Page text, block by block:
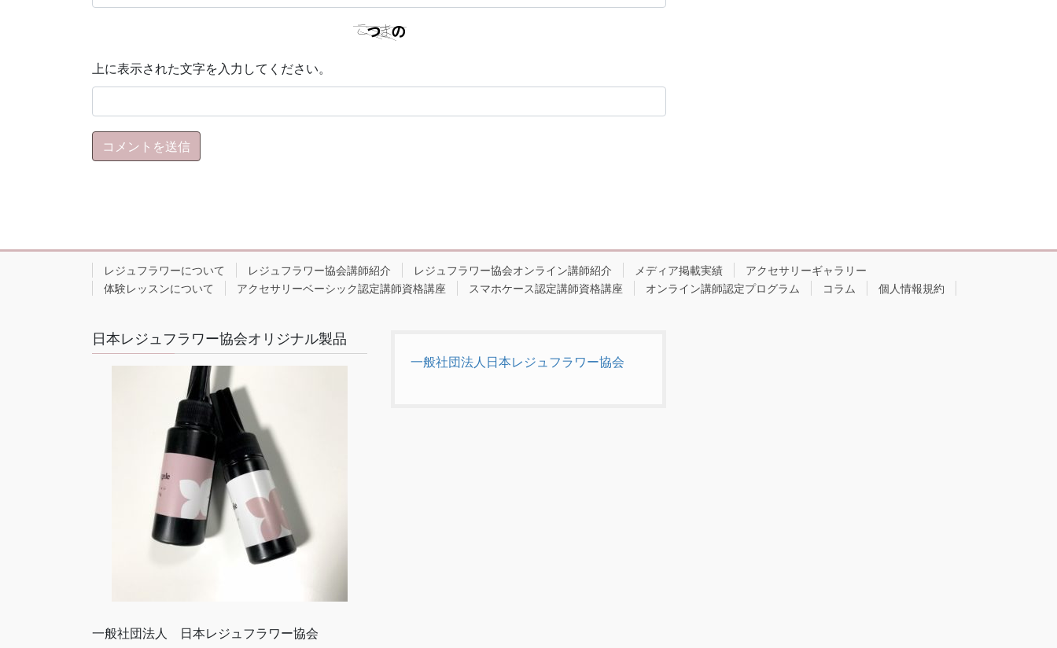
上に表示された文字を入力してください。
レジュフラワーについて レジュフラワー協会講師紹介 レジュフラワー協会オンライン講師紹介 メディア掲載実績
アクセサリーギャラリー
体験レッスンについて
アクセサリーベーシック認定講師資格講座 スマホケース認定講師資格講座 オンライン講師認定プログラム コラム 個人情報規約
日本レジュフラワー協会オリジナル製品
一般社団法人 日本レジュフラワー協会
一般社団法人日本レジュフラワー協会